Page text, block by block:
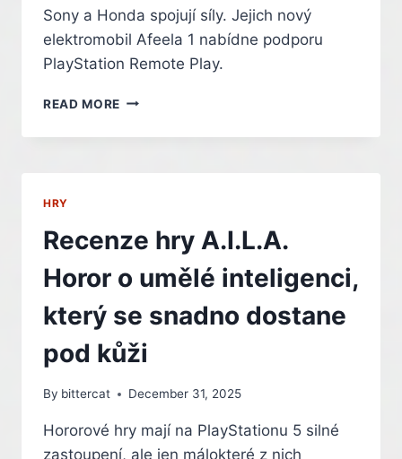
Sony a Honda spojují síly. Jejich nový
elektromobil Afeela 1 nabídne podporu
PlayStation Remote Play.
READ MORE AFEELA
–
KONZOLE
HRY
Recenze hry A.I.L.A.
Horor o umělé inteligenci,
který se snadno dostane
pod kůži
By bittercat December 31, 2025
Hororové hry mají na PlayStationu 5 silné
zastoupení, ale jen málokteré z nich